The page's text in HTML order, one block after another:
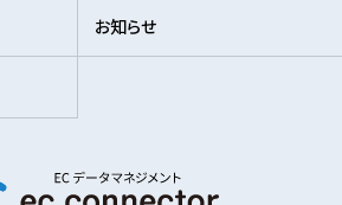
お知らせ